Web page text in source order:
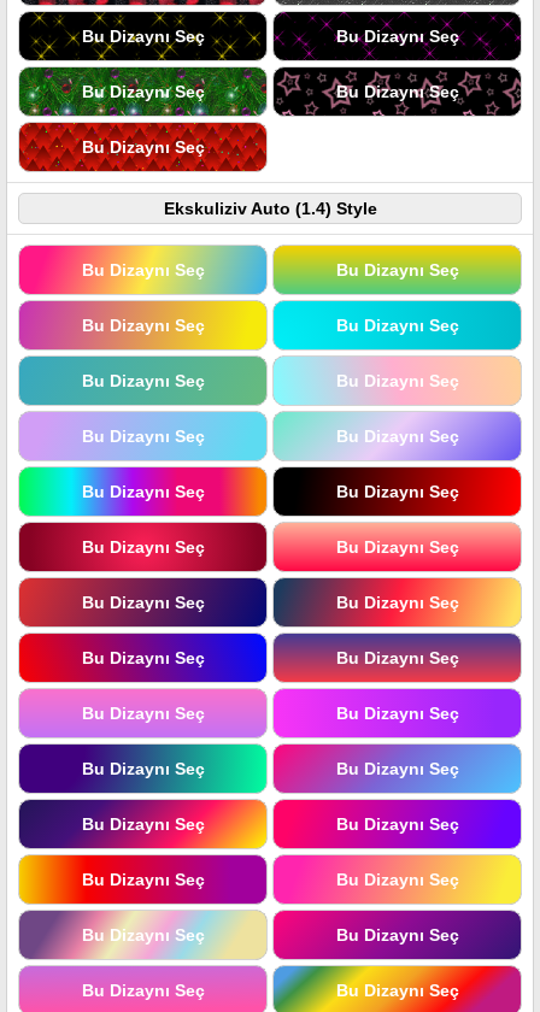
Bu Dizaynı Seç Bu Dizaynı Seç
Bu Dizaynı Seç Bu Dizaynı Seç
Bu Dizaynı Seç
Ekskuliziv Auto (1.4) Style
Bu Dizaynı Seç Bu Dizaynı Seç
Bu Dizaynı Seç Bu Dizaynı Seç
Bu Dizaynı Seç Bu Dizaynı Seç
Bu Dizaynı Seç Bu Dizaynı Seç
Bu Dizaynı Seç Bu Dizaynı Seç
Bu Dizaynı Seç Bu Dizaynı Seç
Bu Dizaynı Seç Bu Dizaynı Seç
Bu Dizaynı Seç Bu Dizaynı Seç
Bu Dizaynı Seç Bu Dizaynı Seç
Bu Dizaynı Seç Bu Dizaynı Seç
Bu Dizaynı Seç Bu Dizaynı Seç
Bu Dizaynı Seç Bu Dizaynı Seç
Bu Dizaynı Seç Bu Dizaynı Seç
Bu Dizaynı Seç Bu Dizaynı Seç